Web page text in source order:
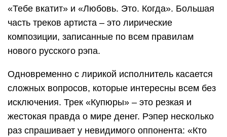
«Тебе вкатит» и «Любовь. Это. Когда». Большая
часть треков артиста – это лирические
композиции, записанные по всем правилам
нового русского рэпа.
Одновременно с лирикой исполнитель касается
сложных вопросов, которые интересны всем без
исключения. Трек «Купюры» – это резкая и
жестокая правда о мире денег. Рэпер несколько
раз спрашивает у невидимого оппонента: «Кто